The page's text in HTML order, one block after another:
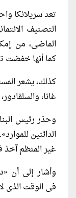
تعد سريلانكا
التصنيف
الماضى، من
كما أنها خفضت
كذلك، يشعر
غانا،
وحذر رئيس
الدائنين
غير المنظم آخذ
وأشار إلى أن
فى الوقت الذى